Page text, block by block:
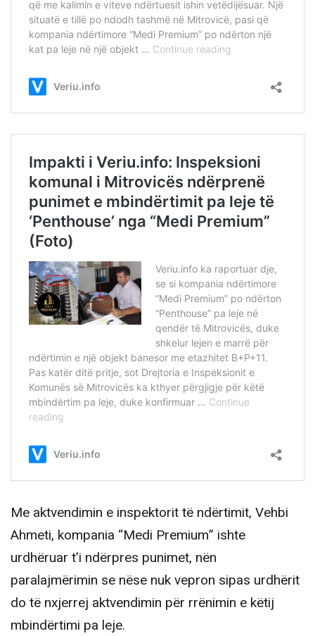
Me aktvendimin e inspektorit të ndërtimit, Vehbi
Ahmeti, kompania “Medi Premium” ishte
urdhëruar t’i ndërpres punimet, nën
paralajmërimin se nëse nuk vepron sipas urdhërit
do të nxjerrej aktvendimin për rrënimin e këtij
mbindërtimi pa leje.